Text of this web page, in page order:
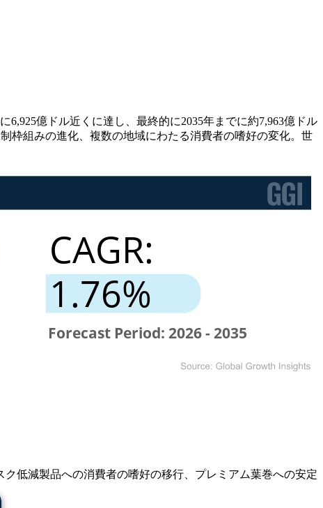
6,925億ドル近くに達し、最終的に2035年までに約7,963億ドル
枠組みの進化、複数の地域にわたる消費者の嗜好の変化。世
低減製品への消費者の嗜好の移行、プレミアム葉巻への安定